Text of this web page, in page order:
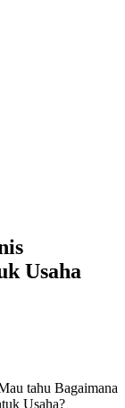
Usaha
tahu Bagaimana
Usaha?